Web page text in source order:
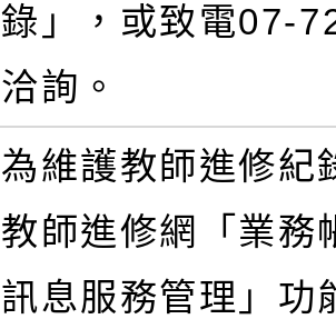
錄」，或致電07-
洽詢。
為維護教師進修紀
教師進修網「業務
訊息服務管理」功